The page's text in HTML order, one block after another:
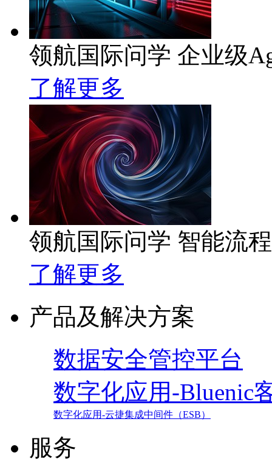
领航国际问学 企业级
了解更多
领航国际问学 智能流
了解更多
产品及解决方案
数据安全管控平台
数字化应用-Bluenic
数字化应用-云捷集成中间件（ESB）
服务